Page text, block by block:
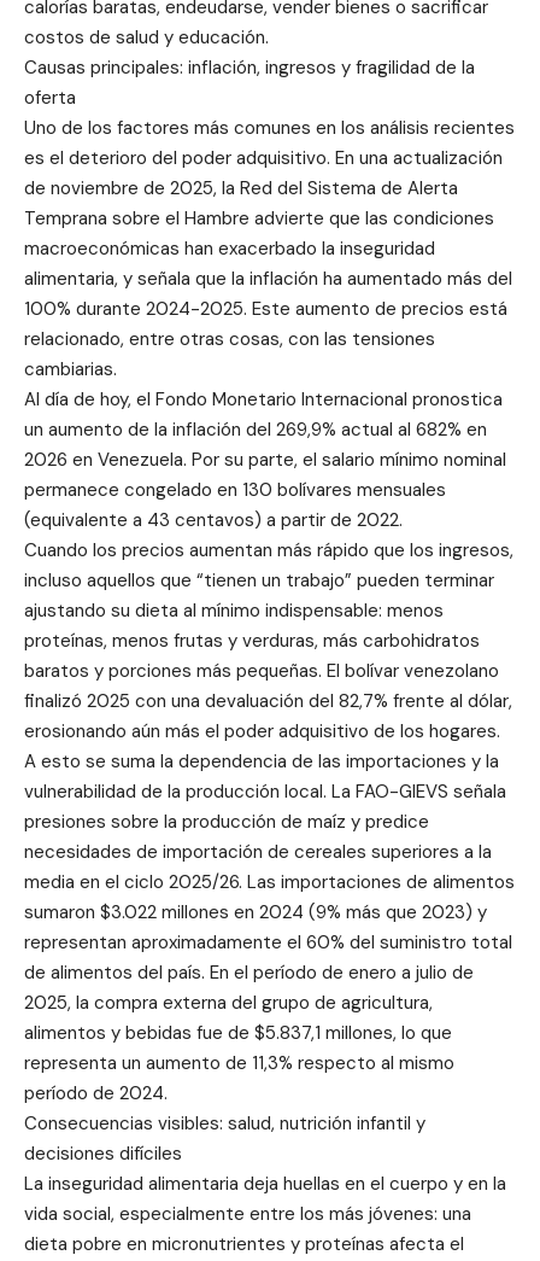
calorías baratas, endeudarse, vender bienes o sacrificar
costos de salud y educación.
Causas principales: inflación, ingresos y fragilidad de la
oferta
Uno de los factores más comunes en los análisis recientes
es el deterioro del poder adquisitivo. En una actualización
de noviembre de 2025, la Red del Sistema de Alerta
Temprana sobre el Hambre advierte que las condiciones
macroeconómicas han exacerbado la inseguridad
alimentaria, y señala que la inflación ha aumentado más del
100% durante 2024-2025. Este aumento de precios está
relacionado, entre otras cosas, con las tensiones
cambiarias.
Al día de hoy, el Fondo Monetario Internacional pronostica
un aumento de la inflación del 269,9% actual al 682% en
2026 en Venezuela. Por su parte, el salario mínimo nominal
permanece congelado en 130 bolívares mensuales
(equivalente a 43 centavos) a partir de 2022.
Cuando los precios aumentan más rápido que los ingresos,
incluso aquellos que “tienen un trabajo” pueden terminar
ajustando su dieta al mínimo indispensable: menos
proteínas, menos frutas y verduras, más carbohidratos
baratos y porciones más pequeñas. El bolívar venezolano
finalizó 2025 con una devaluación del 82,7% frente al dólar,
erosionando aún más el poder adquisitivo de los hogares.
A esto se suma la dependencia de las importaciones y la
vulnerabilidad de la producción local. La FAO-GIEVS señala
presiones sobre la producción de maíz y predice
necesidades de importación de cereales superiores a la
media en el ciclo 2025/26. Las importaciones de alimentos
sumaron $3.022 millones en 2024 (9% más que 2023) y
representan aproximadamente el 60% del suministro total
de alimentos del país. En el período de enero a julio de
2025, la compra externa del grupo de agricultura,
alimentos y bebidas fue de $5.837,1 millones, lo que
representa un aumento de 11,3% respecto al mismo
período de 2024.
Consecuencias visibles: salud, nutrición infantil y
decisiones difíciles
La inseguridad alimentaria deja huellas en el cuerpo y en la
vida social, especialmente entre los más jóvenes: una
dieta pobre en micronutrientes y proteínas afecta el